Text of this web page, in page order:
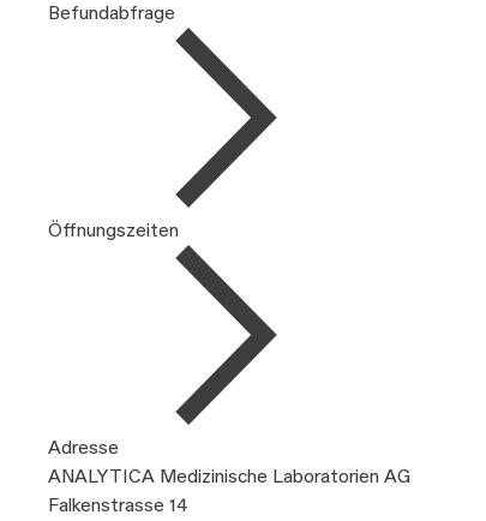
Befundabfrage
Öffnungszeiten
Adresse
ANALYTICA Medizinische Laboratorien AG
Falkenstrasse 14